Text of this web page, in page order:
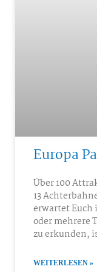
Europa
Über 100
13
erwartet Euch
oder mehrere
zu erkunden,
WEITERLESEN »